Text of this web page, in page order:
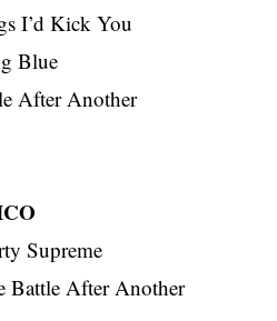
I’d Kick You
Blue
After Another
Supreme
Battle After Another